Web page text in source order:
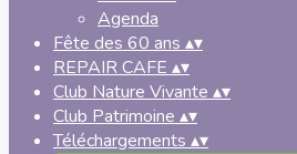
Agenda
Fête des 60 ans ▴▾
REPAIR CAFE ▴▾
Club Nature Vivante ▴▾
Club Patrimoine ▴▾
Téléchargements ▴▾